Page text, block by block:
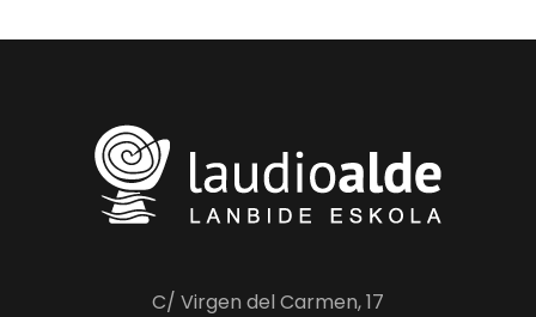
C/ Virgen del Carmen, 17